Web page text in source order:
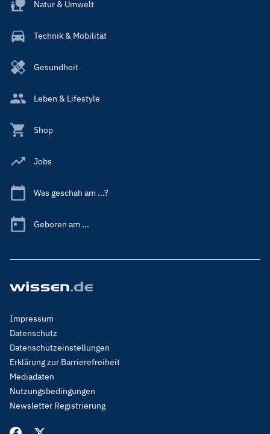
Natur & Umwelt
Technik & Mobilität
Gesundheit
Leben & Lifestyle
Shop
Jobs
Was geschah am ...?
Geboren am ...
Footer
Menu
Legal
Impressum
Datenschutz
Datenschutzeinstellungen
Erklärung zur Barrierefreiheit
Mediadaten
Nutzungsbedingungen
Newsletter Registrierung